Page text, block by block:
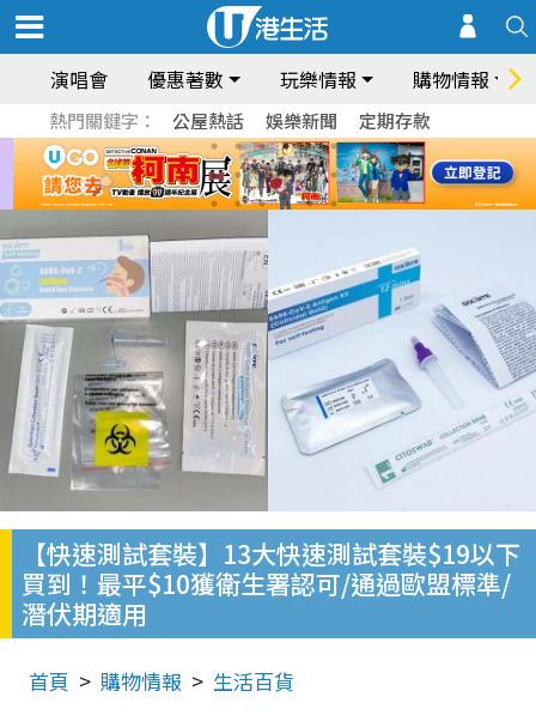
演唱會 優惠著數 玩樂情報 購物情報
熱門關鍵字： 公屋熱話 娛樂新聞 定期存款
【快速測試套裝】13大快速測試套裝$19以下
買到！最平$10獲衛生署認可/通過歐盟標準/
潛伏期適用
首頁 購物情報 生活百貨